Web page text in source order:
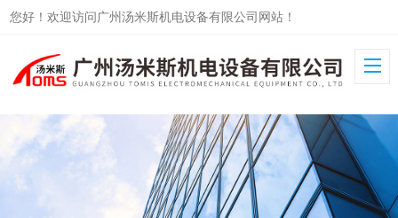
您好！欢迎访问广州汤米斯机电设备有限公司网站！